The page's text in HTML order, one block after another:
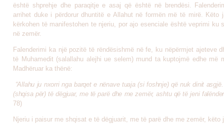
është shprehje dhe paraqitje e asaj që është në brendësi.
arrihet duke i përdorur dhuntitë e Allahut në formën më të mirë. Këto
kërkohen të manifestohen te njeriu, por ajo esenciale është veprimi ku
në zemër.
Falenderimi ka një pozitë të rëndësishmë në fe, ku nëpërmjet ajeteve
të Muhamedit (salallahu alejhi ue selem) mund ta kuptojmë edhe më
Madhëruar ka thënë:
“Allahu ju nxorri nga barqet e nënave tuaja (si foshnje) që nuk dinit
(shqisa për) të dëgjuar, me të parë dhe me zemër, ashtu që të jeni
78)
Njeriu i paisur me shqisat e të dëgjuarit, me të parë dhe me zemër, këto